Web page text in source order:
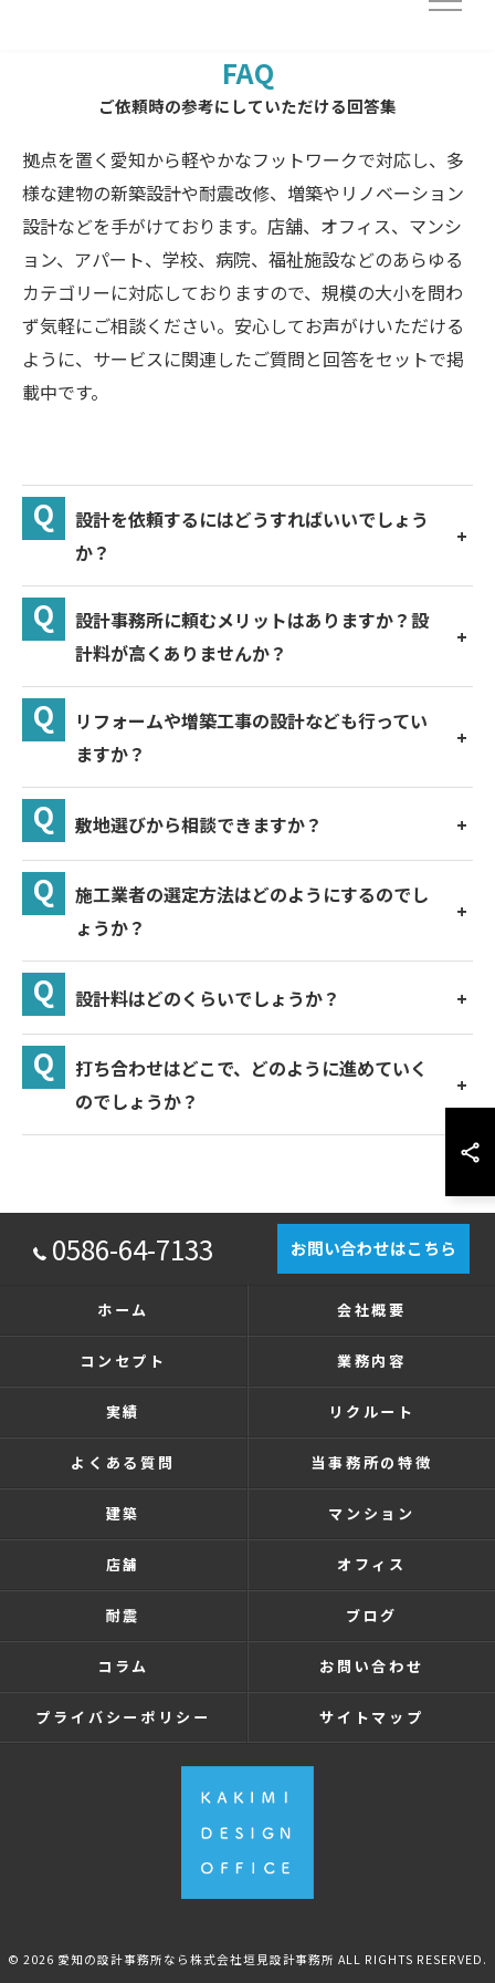
ご依頼時の参考にしていただける回答集
FAQ
拠点を置く愛知から軽やかなフットワークで対応し、多
様な建物の新築設計や耐震改修、増築やリノベーション
設計などを手がけております。店舗、オフィス、マンシ
ョン、アパート、学校、病院、福祉施設などのあらゆる
カテゴリーに対応しておりますので、規模の大小を問わ
ず気軽にご相談ください。安心してお声がけいただける
ように、サービスに関連したご質問と回答をセットで掲
載中です。
設計を依頼するにはどうすればいいでしょう
か？
設計事務所に頼むメリットはありますか？設
計料が高くありませんか？
リフォームや増築工事の設計なども行ってい
ますか？
敷地選びから相談できますか？
施工業者の選定方法はどのようにするのでし
ょうか？
設計料はどのくらいでしょうか？
打ち合わせはどこで、どのように進めていく
のでしょうか？
0586-64-7133 お問い合わせはこちら
ホーム 会社概要
コンセプト 業務内容
実績 リクルート
よくある質問 当事務所の特徴
建築 マンション
店舗 オフィス
耐震 ブログ
コラム お問い合わせ
プライバシーポリシー サイトマップ
© 2026 愛知の設計事務所なら株式会社垣見設計事務所 ALL RIGHTS RESERVED.